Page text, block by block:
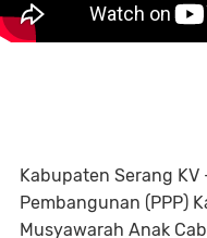
Kabupaten Serang
Pembangunan (PPP)
Musyawarah Anak